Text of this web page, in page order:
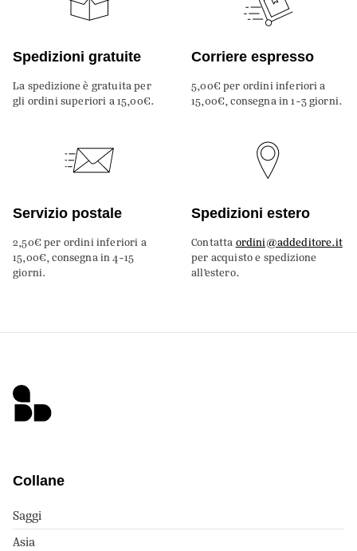
Spedizioni gratuite
La spedizione è gratuita per
gli ordini superiori a 15,00€.
Corriere espresso
5,00€ per ordini inferiori a
15,00€, consegna in 1-3 giorni.
Servizio postale
2,50€ per ordini inferiori a
15,00€, consegna in 4-15
giorni.
Spedizioni estero
Contatta ordini@addeditore.it
per acquisto e spedizione
all’estero.
Collane
Saggi
Asia